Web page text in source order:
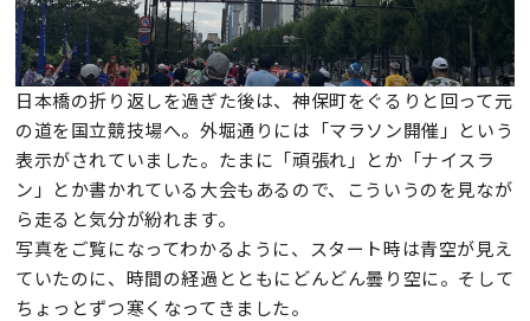
日本橋の折り返しを過ぎた後は、神保町をぐるりと回って元
の道を国立競技場へ。外堀通りには「マラソン開催」という
表示がされていました。たまに「頑張れ」とか「ナイスラ
ン」とか書かれている大会もあるので、こういうのを見なが
ら走ると気分が紛れます。
写真をご覧になってわかるように、スタート時は青空が見え
ていたのに、時間の経過とともにどんどん曇り空に。そして
ちょっとずつ寒くなってきました。